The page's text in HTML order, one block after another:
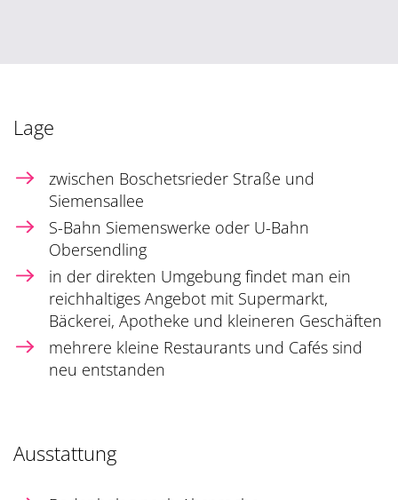
Lage
zwischen Boschetsrieder Straße und
Siemensallee
S-Bahn Siemenswerke oder U-Bahn
Obersendling
in der direkten Umgebung findet man ein
reichhaltiges Angebot mit Supermarkt,
Bäckerei, Apotheke und kleineren Geschäften
mehrere kleine Restaurants und Cafés sind
neu entstanden
Ausstattung